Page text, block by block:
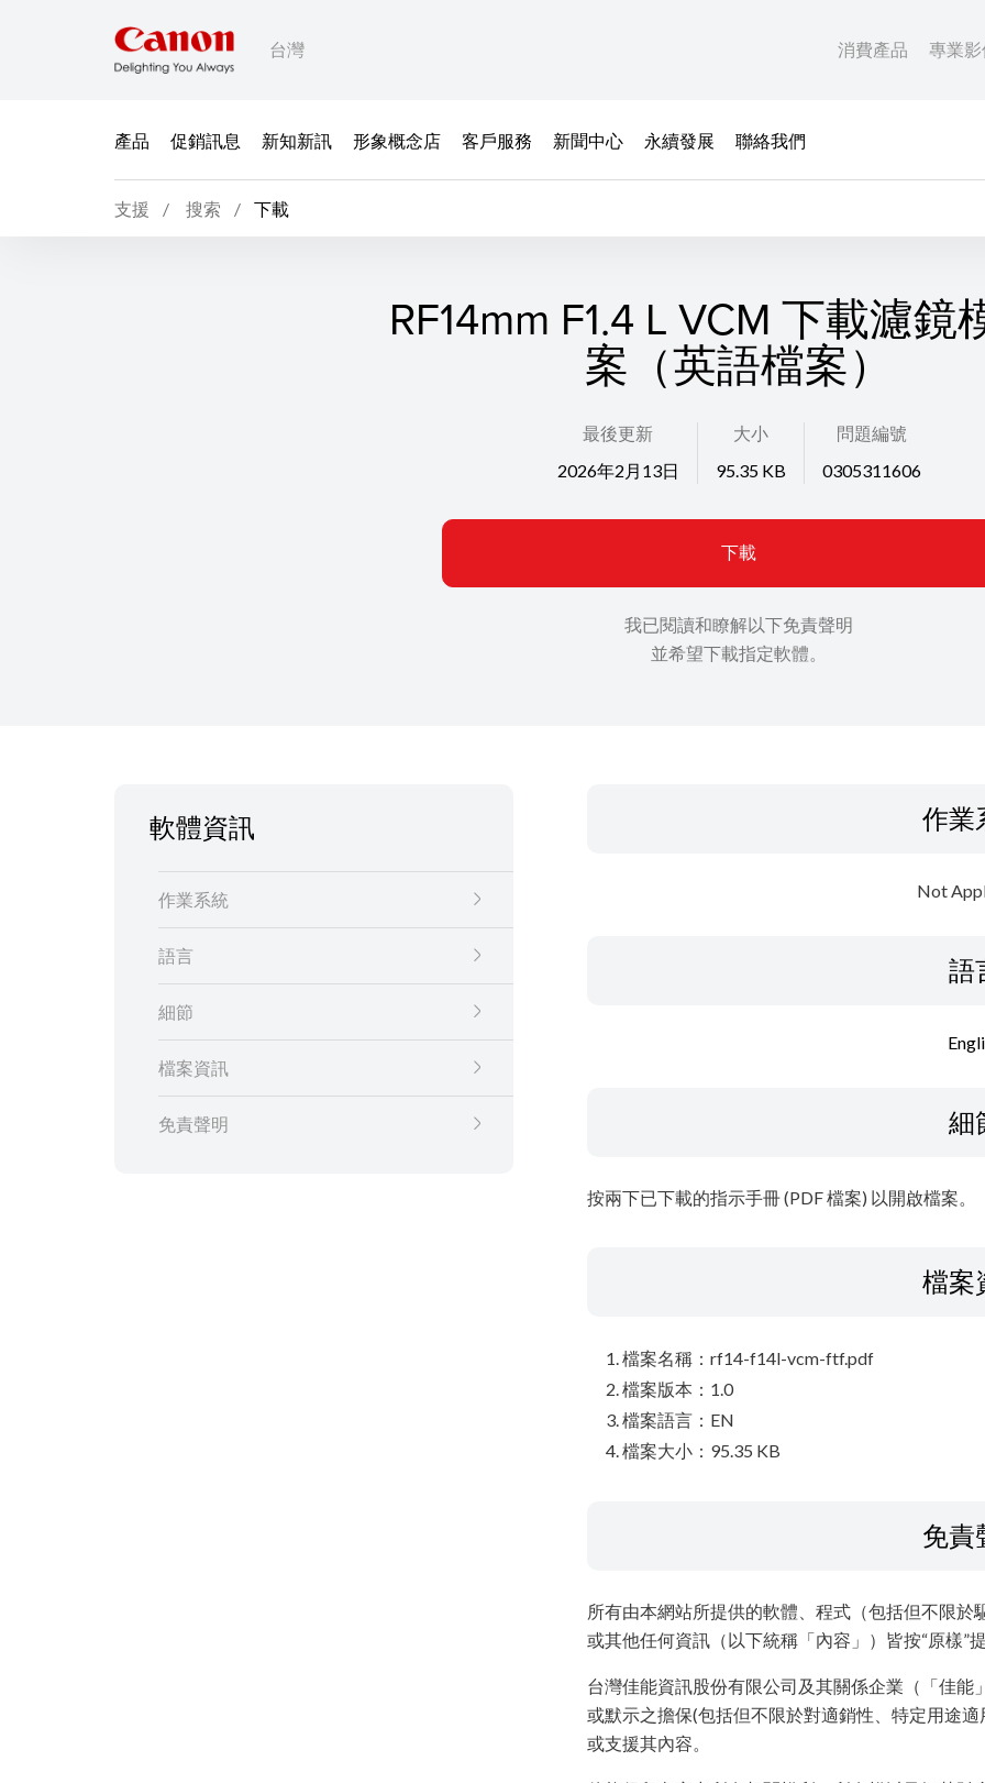
台灣 消費產品 專業影
產品 促銷訊息 新知新訊 形象概念店 客戶服務 新聞中心 永續發展 聯絡我們
支援 搜索 下載
RF14mm F1.4 L VCM 下載濾鏡
案（英語檔案）
最後更新
2026年2月13日
大小
95.35 KB
問題編號
0305311606
下載
我已閱讀和瞭解以下免責聲明
並希望下載指定軟體。
軟體資訊
作業系統
語言
細節
檔案資訊
免責聲明
作業
Not
語
細
按兩下已下載的指示手冊 (PDF 檔案) 以開啟檔案。
檔案
檔案名稱：rf14-f14l-vcm-ftf.pdf
檔案版本：1.0
檔案語言：EN
檔案大小：95.35 KB
免責
所有由本網站所提供的軟體、程式（包括但不限
或其他任何資訊（以下統稱「內容」）皆按“原樣”提
台灣佳能資訊股份有限公司及其關係企業（「佳
或默示之擔保(包括但不限於對適銷性、特定用途
或支援其內容。